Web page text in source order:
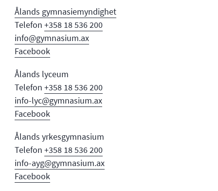
Ålands gymnasiemyndighet
Telefon +358 18 536 200
info@gymnasium.ax
Facebook
Ålands lyceum
Telefon +358 18 536 200
info-lyc@gymnasium.ax
Facebook
Ålands yrkesgymnasium
Telefon +358 18 536 200
info-ayg@gymnasium.ax
Facebook